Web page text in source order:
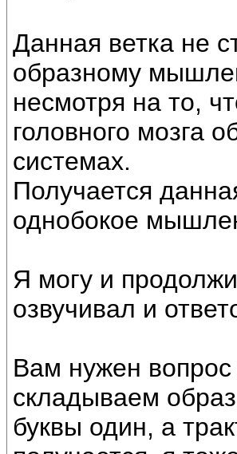
Данная ветка не
образному
несмотря на то,
головного мозга
системах.
Получается
однобокое
Я могу и
озвучивал и
Вам нужен вопрос
складываем
буквы один, а